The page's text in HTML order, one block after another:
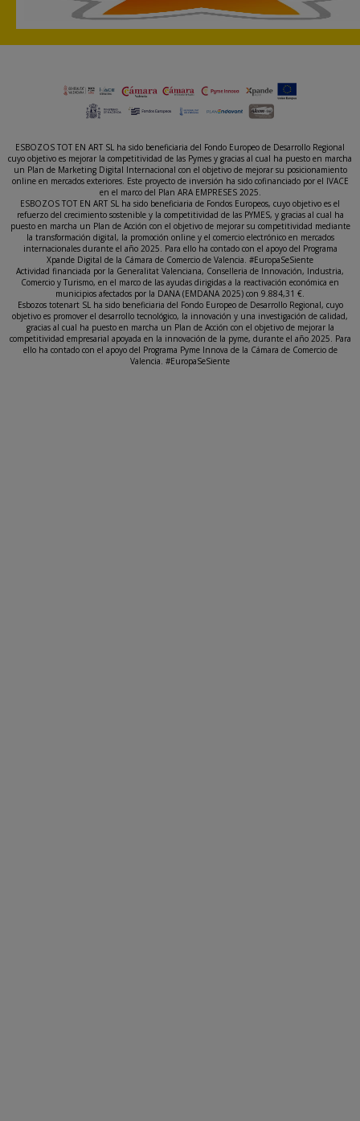
ESBOZOS TOT EN ART SL ha sido beneficiaria del Fondo Europeo de Desarrollo Regional
cuyo objetivo es mejorar la competitividad de las Pymes y gracias al cual ha puesto en marcha
un Plan de Marketing Digital Internacional con el objetivo de mejorar su posicionamiento
online en mercados exteriores. Este proyecto de inversión ha sido cofinanciado por el IVACE
en el marco del Plan ARA EMPRESES 2025.
ESBOZOS TOT EN ART SL ha sido beneficiaria de Fondos Europeos, cuyo objetivo es el
refuerzo del crecimiento sostenible y la competitividad de las PYMES, y gracias al cual ha
puesto en marcha un Plan de Acción con el objetivo de mejorar su competitividad mediante
la transformación digital, la promoción online y el comercio electrónico en mercados
internacionales durante el año 2025. Para ello ha contado con el apoyo del Programa
Xpande Digital de la Cámara de Comercio de Valencia. #EuropaSeSiente
Actividad financiada por la Generalitat Valenciana, Conselleria de Innovación, Industria,
Comercio y Turismo, en el marco de las ayudas dirigidas a la reactivación económica en
municipios afectados por la DANA (EMDANA 2025) con 9.884,31 €.
Esbozos totenart SL ha sido beneficiaria del Fondo Europeo de Desarrollo Regional, cuyo
objetivo es promover el desarrollo tecnológico, la innovación y una investigación de calidad,
gracias al cual ha puesto en marcha un Plan de Acción con el objetivo de mejorar la
competitividad empresarial apoyada en la innovación de la pyme, durante el año 2025. Para
ello ha contado con el apoyo del Programa Pyme Innova de la Cámara de Comercio de
Valencia. #EuropaSeSiente